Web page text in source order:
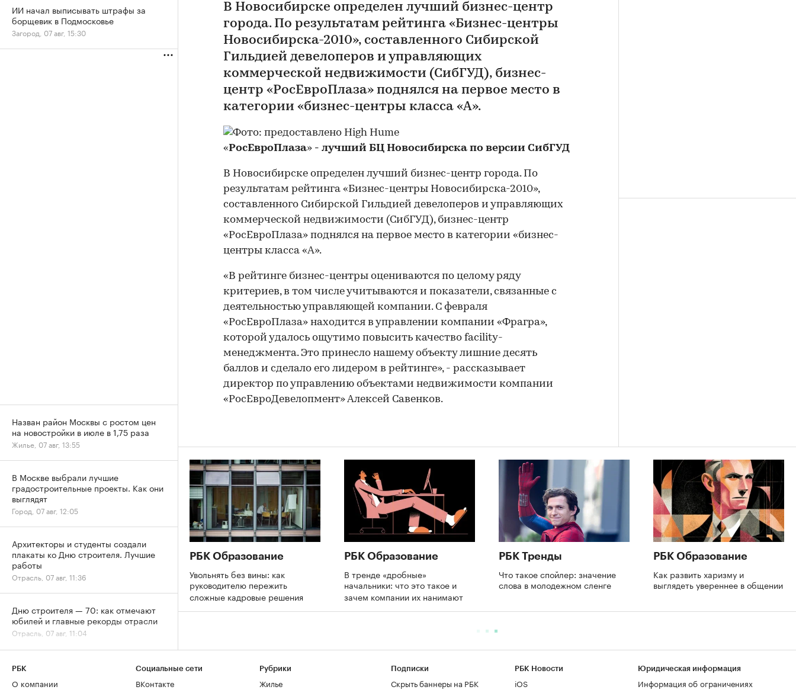
В Новосибирске определен лучший бизнес-центр
города. По результатам рейтинга «Бизнес-центры
Новосибирска-2010», составленного Сибирской
Гильдией девелоперов и управляющих
коммерческой недвижимости (СибГУД), бизнес-
центр «РосЕвроПлаза» поднялся на первое место в
категории «бизнес-центры класса «А».
«РосЕвроПлаза» - лучший БЦ Новосибирска по версии СибГУД
В Новосибирске определен лучший бизнес-центр города. По
результатам рейтинга «Бизнес-центры Новосибирска-2010»,
составленного Сибирской Гильдией девелоперов и управляющих
коммерческой недвижимости (СибГУД), бизнес-центр
«РосЕвроПлаза» поднялся на первое место в категории «бизнес-
центры класса «А».
«В рейтинге бизнес-центры оцениваются по целому ряду
критериев, в том числе учитываются и показатели, связанные с
деятельностью управляющей компании. С февраля
«РосЕвроПлаза» находится в управлении компании «Фрагра»,
которой удалось ощутимо повысить качество facility-
менеджмента. Это принесло нашему объекту лишние десять
баллов и сделало его лидером в рейтинге», - рассказывает
директор по управлению объектами недвижимости компании
«РосЕвроДевелопмент» Алексей Савенков.
РБК Образование
Увольнять без вины: как
руководителю пережить
сложные кадровые решения
РБК Образование
В тренде «дробные»
начальники: что это такое и
зачем компании их нанимают
РБК Тренды
Что такое спойлер: значение
слова в молодежном сленге
РБК Образование
Как развить харизму и
выглядеть увереннее в общении
ИИ начал выписывать штрафы за
борщевик в Подмосковье
Загород, 07 авг, 15:30
Назван район Москвы с ростом цен
на новостройки в июле в 1,75 раза
Жилье, 07 авг, 13:55
В Москве выбрали лучшие
градостроительные проекты. Как они
выглядят
Город, 07 авг, 12:05
Архитекторы и студенты создали
плакаты ко Дню строителя. Лучшие
работы
Отрасль, 07 авг, 11:36
Дню строителя — 70: как отмечают
юбилей и главные рекорды отрасли
Отрасль, 07 авг, 11:04
Рост цен на жилье в июле охватил все
Жилье, 07 авг, 09:34
РБК
О компании
Социальные сети
ВКонтакте
Рубрики
Жилье
Подписки
Скрыть баннеры на РБК
РБК Новости
iOS
Юридическая информация
Информация об ограничениях